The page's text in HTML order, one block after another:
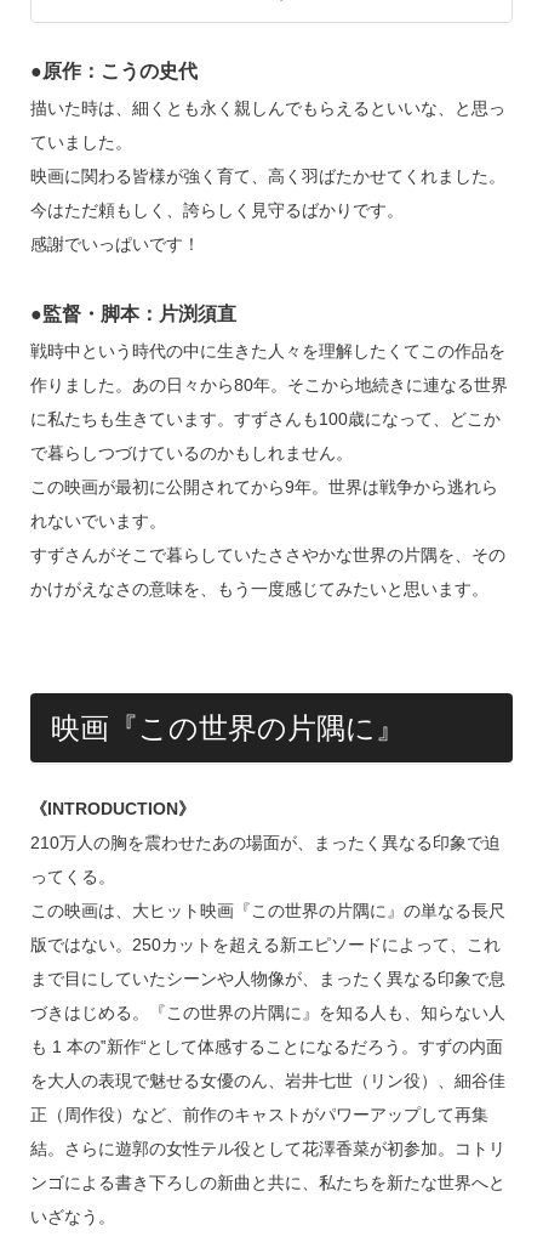
●原作：こうの史代
描いた時は、細くとも永く親しんでもらえるといいな、と思っ
ていました。
映画に関わる皆様が強く育て、高く羽ばたかせてくれました。
今はただ頼もしく、誇らしく見守るばかりです。
感謝でいっぱいです！
●監督・脚本：片渕須直
戦時中という時代の中に生きた人々を理解したくてこの作品を
作りました。あの日々から80年。そこから地続きに連なる世界
に私たちも生きています。すずさんも100歳になって、どこか
で暮らしつづけているのかもしれません。
この映画が最初に公開されてから9年。世界は戦争から逃れら
れないでいます。
すずさんがそこで暮らしていたささやかな世界の片隅を、その
かけがえなさの意味を、もう一度感じてみたいと思います。
映画『この世界の片隅に』
《INTRODUCTION》
210万人の胸を震わせたあの場面が、まったく異なる印象で迫
ってくる。
この映画は、大ヒット映画『この世界の片隅に』の単なる長尺
版ではない。250カットを超える新エピソードによって、これ
まで目にしていたシーンや人物像が、まったく異なる印象で息
づきはじめる。『この世界の片隅に』を知る人も、知らない人
も 1 本の‟新作“として体感することになるだろう。すずの内面
を大人の表現で魅せる女優のん、岩井七世（リン役）、細谷佳
正（周作役）など、前作のキャストがパワーアップして再集
結。さらに遊郭の女性テル役として花澤香菜が初参加。コトリ
ンゴによる書き下ろしの新曲と共に、私たちを新たな世界へと
いざなう。